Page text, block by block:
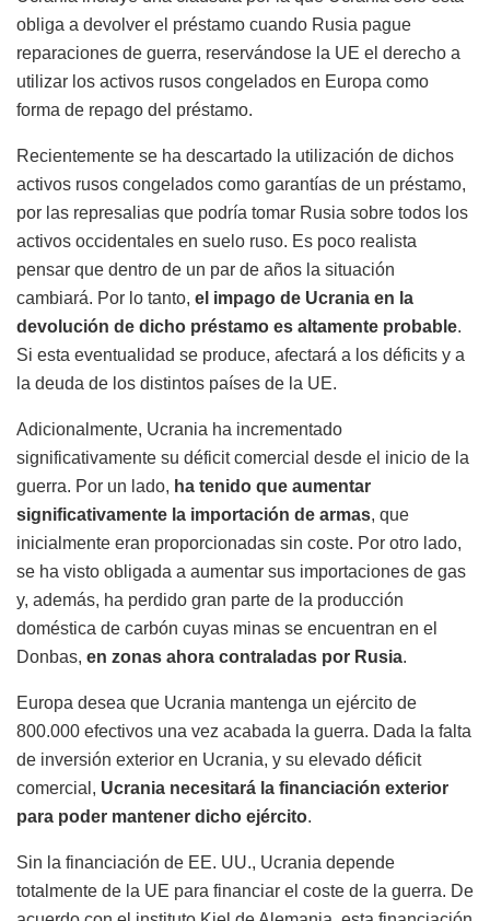
obliga a devolver el préstamo cuando Rusia pague
reparaciones de guerra, reservándose la UE el derecho a
utilizar los activos rusos congelados en Europa como
forma de repago del préstamo.
Recientemente se ha descartado la utilización de dichos
activos rusos congelados como garantías de un préstamo,
por las represalias que podría tomar Rusia sobre todos los
activos occidentales en suelo ruso. Es poco realista
pensar que dentro de un par de años la situación
cambiará. Por lo tanto, el impago de Ucrania en la
devolución de dicho préstamo es altamente probable.
Si esta eventualidad se produce, afectará a los déficits y a
la deuda de los distintos países de la UE.
Adicionalmente, Ucrania ha incrementado
significativamente su déficit comercial desde el inicio de la
guerra. Por un lado, ha tenido que aumentar
significativamente la importación de armas, que
inicialmente eran proporcionadas sin coste. Por otro lado,
se ha visto obligada a aumentar sus importaciones de gas
y, además, ha perdido gran parte de la producción
doméstica de carbón cuyas minas se encuentran en el
Donbas, en zonas ahora contraladas por Rusia.
Europa desea que Ucrania mantenga un ejército de
800.000 efectivos una vez acabada la guerra. Dada la falta
de inversión exterior en Ucrania, y su elevado déficit
comercial, Ucrania necesitará la financiación exterior
para poder mantener dicho ejército.
Sin la financiación de EE. UU., Ucrania depende
totalmente de la UE para financiar el coste de la guerra. De